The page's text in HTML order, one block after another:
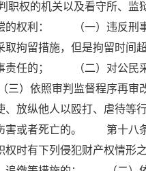
的机关以及看守所、监狱
的权利： （一）违反刑
拘留措施，但是拘留时间
责任的； （二）对公民
）依照审判监督程序再
、放纵他人以殴打、虐待
伤害或者死亡的。 第十八
权时有下列侵犯财产权情